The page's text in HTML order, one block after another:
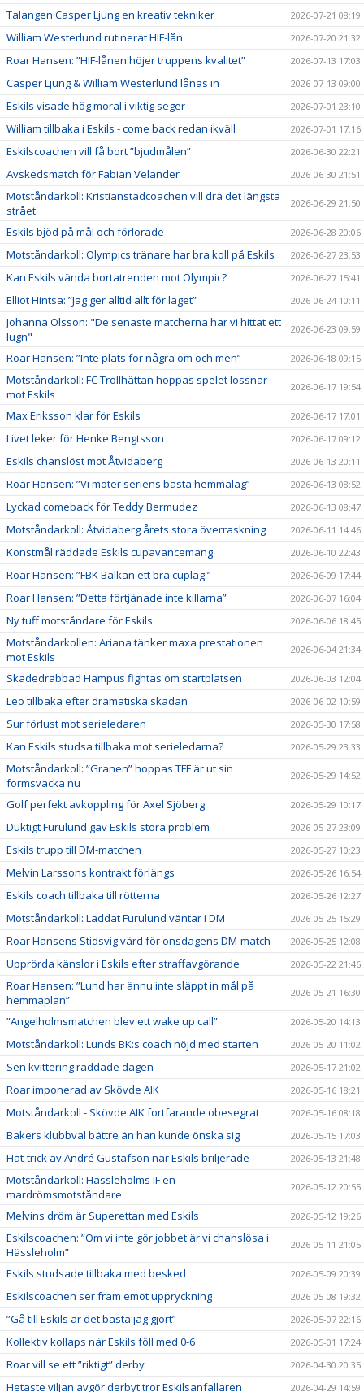
Talangen Casper Ljung en kreativ tekniker 2026-07-21 08:19
William Westerlund rutinerat HIF-lån 2026-07-20 21:32
Roar Hansen: ”HIF-lånen höjer truppens kvalitet” 2026-07-13 17:03
Casper Ljung & William Westerlund lånas in 2026-07-13 09:00
Eskils visade hög moral i viktig seger 2026-07-01 23:10
William tillbaka i Eskils - come back redan ikväll 2026-07-01 17:16
Eskilscoachen vill få bort ”bjudmålen” 2026-06-30 22:21
Avskedsmatch för Fabian Velander 2026-06-30 21:51
Motståndarkoll: Kristianstadcoachen vill dra det längsta
strået
2026-06-29 21:50
Eskils bjöd på mål och förlorade 2026-06-28 20:06
Motståndarkoll: Olympics tränare har bra koll på Eskils 2026-06-27 23:53
Kan Eskils vända bortatrenden mot Olympic? 2026-06-27 15:41
Elliot Hintsa: ”Jag ger alltid allt för laget” 2026-06-24 10:11
Johanna Olsson: "De senaste matcherna har vi hittat ett
lugn"
2026-06-23 09:59
Roar Hansen: ”Inte plats för några om och men” 2026-06-18 09:15
Motståndarkoll: FC Trollhättan hoppas spelet lossnar
mot Eskils
2026-06-17 19:54
Max Eriksson klar för Eskils 2026-06-17 17:01
Livet leker för Henke Bengtsson 2026-06-17 09:12
Eskils chanslöst mot Åtvidaberg 2026-06-13 20:11
Roar Hansen: ”Vi möter seriens bästa hemmalag” 2026-06-13 08:52
Lyckad comeback för Teddy Bermudez 2026-06-13 08:47
Motståndarkoll: Åtvidaberg årets stora överraskning 2026-06-11 14:46
Konstmål räddade Eskils cupavancemang 2026-06-10 22:43
Roar Hansen: ”FBK Balkan ett bra cuplag ” 2026-06-09 17:44
Roar Hansen: ”Detta förtjänade inte killarna” 2026-06-07 16:04
Ny tuff motståndare för Eskils 2026-06-06 18:45
Motståndarkollen: Ariana tänker maxa prestationen
mot Eskils
2026-06-04 21:34
Skadedrabbad Hampus fightas om startplatsen 2026-06-03 12:04
Leo tillbaka efter dramatiska skadan 2026-06-02 10:59
Sur förlust mot serieledaren 2026-05-30 17:58
Kan Eskils studsa tillbaka mot serieledarna? 2026-05-29 23:33
Motståndarkoll: ”Granen” hoppas TFF är ut sin
formsvacka nu
2026-05-29 14:52
Golf perfekt avkoppling för Axel Sjöberg 2026-05-29 10:17
Duktigt Furulund gav Eskils stora problem 2026-05-27 23:09
Eskils trupp till DM-matchen 2026-05-27 10:23
Melvin Larssons kontrakt förlängs 2026-05-26 16:54
Eskils coach tillbaka till rötterna 2026-05-26 12:27
Motståndarkoll: Laddat Furulund väntar i DM 2026-05-25 15:29
Roar Hansens Stidsvig värd för onsdagens DM-match 2026-05-25 12:08
Upprörda känslor i Eskils efter straffavgörande 2026-05-22 21:46
Roar Hansen: ”Lund har ännu inte släppt in mål på
hemmaplan”
2026-05-21 16:30
”Ängelholmsmatchen blev ett wake up call” 2026-05-20 14:13
Motståndarkoll: Lunds BK:s coach nöjd med starten 2026-05-20 11:02
Sen kvittering räddade dagen 2026-05-17 21:02
Roar imponerad av Skövde AIK 2026-05-16 18:21
Motståndarkoll - Skövde AIK fortfarande obesegrat 2026-05-16 08:18
Bakers klubbval bättre än han kunde önska sig 2026-05-15 17:03
Hat-trick av André Gustafson när Eskils briljerade 2026-05-13 21:48
Motståndarkoll: Hässleholms IF en
mardrömsmotståndare
2026-05-12 20:55
Melvins dröm är Superettan med Eskils 2026-05-12 19:26
Eskilscoachen: ”Om vi inte gör jobbet är vi chanslösa i
Hässleholm”
2026-05-11 21:05
Eskils studsade tillbaka med besked 2026-05-09 20:39
Eskilscoachen ser fram emot uppryckning 2026-05-08 19:32
”Gå till Eskils är det bästa jag gjort” 2026-05-07 22:16
Kollektiv kollaps när Eskils föll med 0-6 2026-05-01 17:24
Roar vill se ett ”riktigt” derby 2026-04-30 20:35
Hetaste viljan avgör derbyt tror Eskilsanfallaren 2026-04-29 14:59